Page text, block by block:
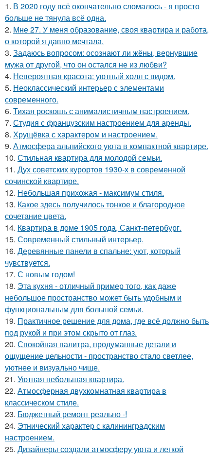
1. В 2020 году всё окончательно сломалось - я просто
больше не тянула всё одна.
2. Мне 27. У меня образование, своя квартира и работа,
о которой я давно мечтала.
3. Задаюсь вопросом: осознают ли жёны, вернувшие
мужа от другой, что он остался не из любви?
4. Невероятная красота: уютный холл с видом.
5. Неоклассический интерьер с элементами
современного.
6. Тихая роскошь с анималистичным настроением.
7. Студия с французским настроением для аренды.
8. Хрущёвка с характером и настроением.
9. Атмосфера альпийского уюта в компактной квартире.
10. Стильная квартира для молодой семьи.
11. Дух советских курортов 1930-х в современной
сочинской квартире.
12. Небольшая прихожая - максимум стиля.
13. Какое здесь получилось тонкое и благородное
сочетание цвета.
14. Квартира в доме 1905 года, Санкт-петербург.
15. Современный стильный интерьер.
16. Деревянные панели в спальне: уют, который
чувствуется.
17. С новым годом!
18. Эта кухня - отличный пример того, как даже
небольшое пространство может быть удобным и
функциональным для большой семьи.
19. Практичное решение для дома, где всё должно быть
под рукой и при этом скрыто от глаз.
20. Спокойная палитра, продуманные детали и
ощущение цельности - пространство стало светлее,
уютнее и визуально чище.
21. Уютная небольшая квартира.
22. Атмосферная двухкомнатная квартира в
классическом стиле.
23. Бюджетный ремонт реально -!
24. Этнический характер с калининградским
настроением.
25. Дизайнеры создали атмосферу уюта и легкой